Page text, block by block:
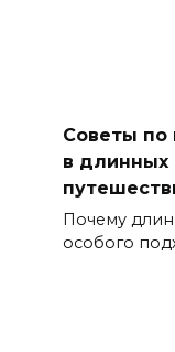
Советы по
в длинных
Почему
особого